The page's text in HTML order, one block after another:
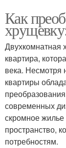
Как
Двухкомнатная
квартира,
века. Несмотря
квартиры
современных
скромное
пространство,
потребностям.